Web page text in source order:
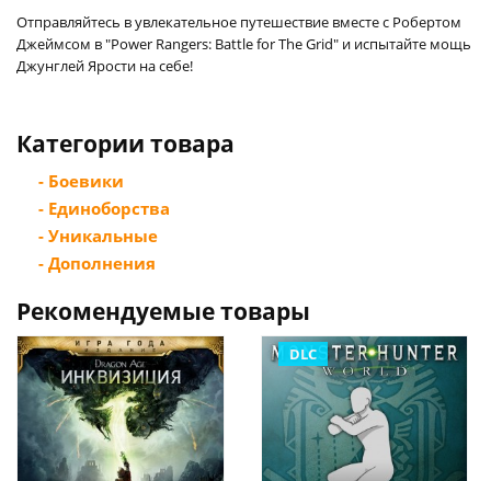
Отправляйтесь в увлекательное путешествие вместе с Робертом
Джеймсом в "Power Rangers: Battle for The Grid" и испытайте мощь
Джунглей Ярости на себе!
Категории товара
- Боевики
- Единоборства
- Уникальные
- Дополнения
Рекомендуемые товары
DLC